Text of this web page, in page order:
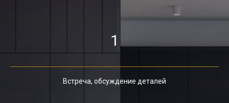
1
Встреча, обсуждение деталей